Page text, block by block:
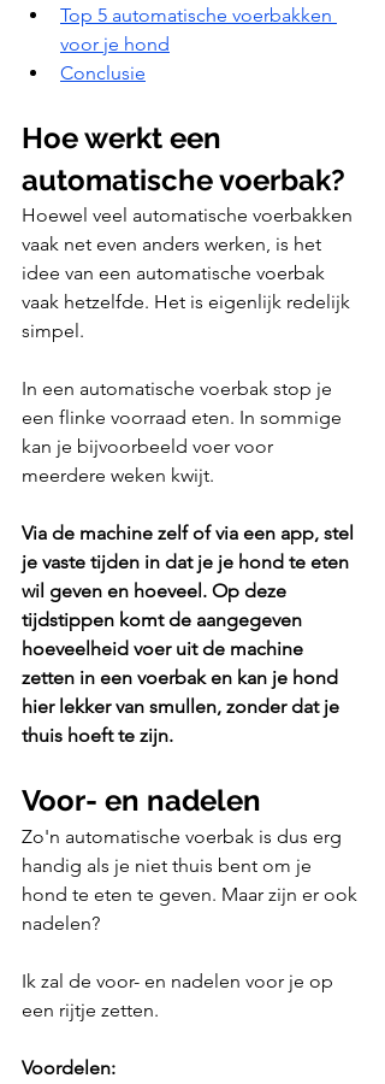
Top 5 automatische voerbakken
voor je hond
Conclusie
Hoe werkt een
automatische voerbak?
Hoewel veel automatische voerbakken
vaak net even anders werken, is het
idee van een automatische voerbak
vaak hetzelfde. Het is eigenlijk redelijk
simpel.
In een automatische voerbak stop je
een flinke voorraad eten. In sommige
kan je bijvoorbeeld voer voor
meerdere weken kwijt.
Via de machine zelf of via een app, stel
je vaste tijden in dat je je hond te eten
wil geven en hoeveel. Op deze
tijdstippen komt de aangegeven
hoeveelheid voer uit de machine
zetten in een voerbak en kan je hond
hier lekker van smullen, zonder dat je
thuis hoeft te zijn.
Voor- en nadelen
Zo'n automatische voerbak is dus erg
handig als je niet thuis bent om je
hond te eten te geven. Maar zijn er ook
nadelen?
Ik zal de voor- en nadelen voor je op
een rijtje zetten.
Voordelen: